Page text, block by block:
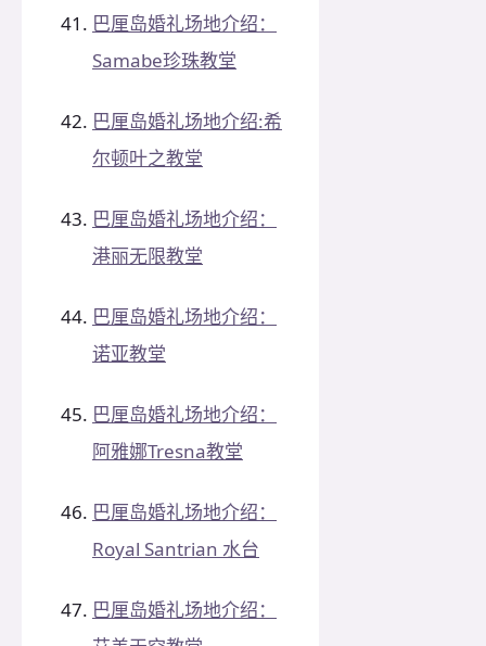
巴厘岛婚礼场地介绍：
Samabe珍珠教堂
巴厘岛婚礼场地介绍:希
尔顿叶之教堂
巴厘岛婚礼场地介绍：
港丽无限教堂
巴厘岛婚礼场地介绍：
诺亚教堂
巴厘岛婚礼场地介绍：
阿雅娜Tresna教堂
巴厘岛婚礼场地介绍：
Royal Santrian 水台
巴厘岛婚礼场地介绍：